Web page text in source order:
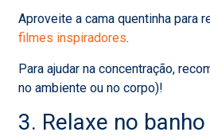
Aproveite a cama quentinha para
filmes inspiradores.
Para ajudar na concentração,
no ambiente ou no corpo)!
3. Relaxe no banho